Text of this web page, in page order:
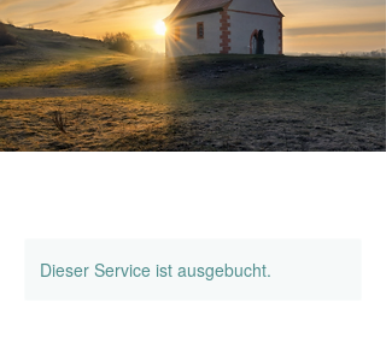
Dieser Service ist ausgebucht.